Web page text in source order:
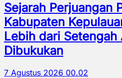
Sejarah Perjuangan
Kabupaten
Lebih dari Setengah
Dibukukan
7 Agustus 2026 00.02